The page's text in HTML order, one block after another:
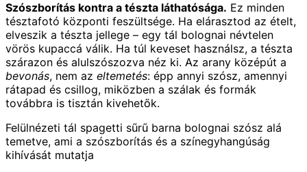
Szószborítás kontra a tészta láthatósága. Ez minden
tésztafotó központi feszültsége. Ha elárasztod az ételt,
elveszik a tészta jellege – egy tál bolognai névtelen
vörös kupaccá válik. Ha túl keveset használsz, a tészta
szárazon és alulszószozva néz ki. Az arany középút a
bevonás, nem az eltemetés: épp annyi szósz, amennyi
rátapad és csillog, miközben a szálak és formák
továbbra is tisztán kivehetők.
Felülnézeti tál spagetti sűrű barna bolognai szósz alá
temetve, ami a szószborítás és a színegyhangúság
kihívását mutatja